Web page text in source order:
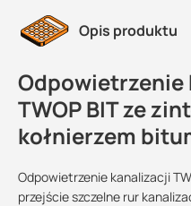
Opis produktu
Odpowietrzenie
TWOP BIT ze
kołnierzem
Odpowietrzenie kanalizacji
przejście szczelne rur